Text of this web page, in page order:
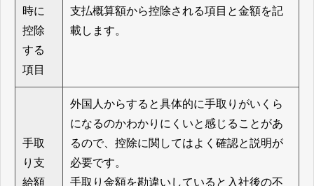
時に
控除
する
項目
支払概算額から控除される項目と金額を記
載します。
手取
り支
給額
外国人からすると具体的に手取りがいくら
になるのかわかりにくいと感じることがあ
るので、控除に関してはよく確認と説明が
必要です。
手取り金額を勘違いしていると入社後の不